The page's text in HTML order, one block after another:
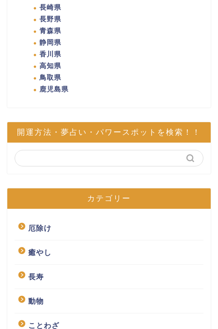
長崎県
長野県
青森県
静岡県
香川県
高知県
鳥取県
鹿児島県
開運方法・夢占い・パワースポットを検索！！
カテゴリー
厄除け
癒やし
長寿
動物
ことわざ